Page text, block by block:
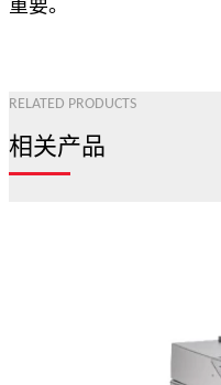
重要。
RELATED PRODUCTS
相关产品